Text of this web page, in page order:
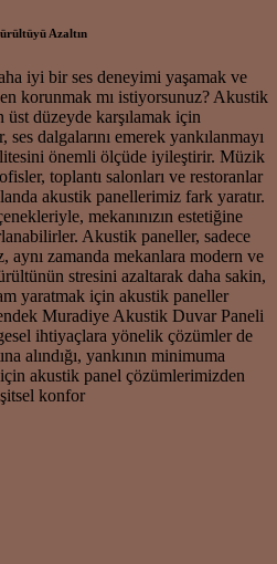
Azaltın
iyi bir ses deneyimi yaşamak ve
korunmak mı istiyorsunuz? Akustik
üst düzeyde karşılamak için
dalgalarını emerek yankılanmayı
önemli ölçüde iyileştirir. Müzik
toplantı salonları ve restoranlar
akustik panellerimiz fark yaratır.
mekanınızın estetiğine
Akustik paneller, sadece
aynı zamanda mekanlara modern ve
stresini azaltarak daha sakin,
yaratmak için akustik paneller
Muradiye Akustik Duvar Paneli
ihtiyaçlara yönelik çözümler de
alındığı, yankının minimuma
akustik panel çözümlerimizden
konfor